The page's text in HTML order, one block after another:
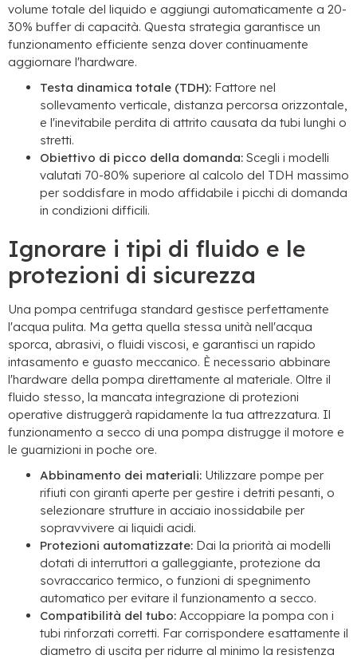
volume totale del liquido e aggiungi automaticamente a 20-
30% buffer di capacità. Questa strategia garantisce un
funzionamento efficiente senza dover continuamente
aggiornare l'hardware.
Testa dinamica totale (TDH): Fattore nel
sollevamento verticale, distanza percorsa orizzontale,
e l'inevitabile perdita di attrito causata da tubi lunghi o
stretti.
Obiettivo di picco della domanda: Scegli i modelli
valutati 70-80% superiore al calcolo del TDH massimo
per soddisfare in modo affidabile i picchi di domanda
in condizioni difficili.
Ignorare i tipi di fluido e le
protezioni di sicurezza
Una pompa centrifuga standard gestisce perfettamente
l'acqua pulita. Ma getta quella stessa unità nell'acqua
sporca, abrasivi, o fluidi viscosi, e garantisci un rapido
intasamento e guasto meccanico. È necessario abbinare
l'hardware della pompa direttamente al materiale. Oltre il
fluido stesso, la mancata integrazione di protezioni
operative distruggerà rapidamente la tua attrezzatura. Il
funzionamento a secco di una pompa distrugge il motore e
le guarnizioni in poche ore.
Abbinamento dei materiali: Utilizzare pompe per
rifiuti con giranti aperte per gestire i detriti pesanti, o
selezionare strutture in acciaio inossidabile per
sopravvivere ai liquidi acidi.
Protezioni automatizzate: Dai la priorità ai modelli
dotati di interruttori a galleggiante, protezione da
sovraccarico termico, o funzioni di spegnimento
automatico per evitare il funzionamento a secco.
Compatibilità del tubo: Accoppiare la pompa con i
tubi rinforzati corretti. Far corrispondere esattamente il
diametro di uscita per ridurre al minimo la resistenza